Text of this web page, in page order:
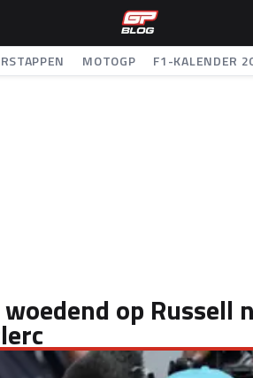
MOTOGP F1-KALENDER
op Russell